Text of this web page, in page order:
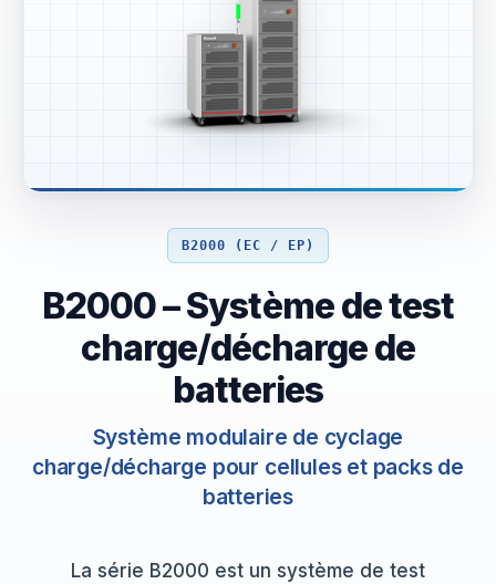
B2000 (EC / EP)
B2000 – Système de test
charge/décharge de
batteries
Système modulaire de cyclage
charge/décharge pour cellules et packs de
batteries
La série B2000 est un système de test